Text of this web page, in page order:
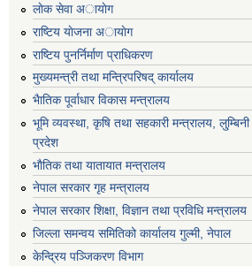
लाेक सेवा अायाेग
राष्टिय याेजना अायाेग
राष्टिय पुनर्निर्माण प्राधिकरण
मुख्यमन्त्री तथा मन्त्रिपरिषद् कार्यालय
भैातिक पूर्वाधार विकास मन्त्रालय
भूमि व्यवस्था, कृषि तथा सहकारी मन्त्रालय, लु्म्बिनी
प्रदेश
भाैतिक तथा यातायात मन्त्रालय
नेपाल सरकार गृह मन्त्रालय
नेपाल सरकार शिक्षा, विज्ञान तथा प्रविधि मन्त्रालय
जिल्ला समन्वय समितिको कार्यालय गुल्मी, नेपाल
केन्द्रिय पञ्जिकरण विभाग